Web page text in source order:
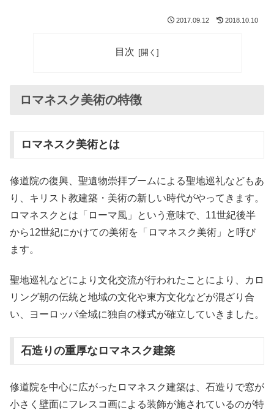
2017.09.12 2018.10.10
目次
ロマネスク美術の特徴
ロマネスク美術とは
修道院の復興、聖遺物崇拝ブームによる聖地巡礼などもあ
り、キリスト教建築・美術の新しい時代がやってきます。
ロマネスクとは「ローマ風」という意味で、11世紀後半
から12世紀にかけての美術を「ロマネスク美術」と呼び
ます。
聖地巡礼などにより文化交流が行われたことにより、カロ
リング朝の伝統と地域の文化や東方文化などが混ざり合
い、ヨーロッパ全域に独自の様式が確立していきました。
石造りの重厚なロマネスク建築
修道院を中心に広がったロマネスク建築は、石造りで窓が
小さく壁面にフレスコ画による装飾が施されているのが特